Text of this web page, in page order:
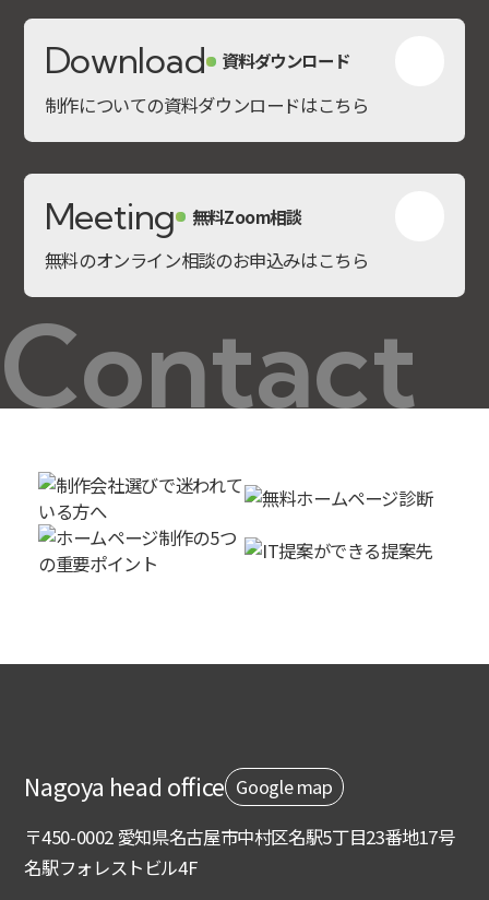
Contact
Download 資料ダウンロード
制作についての資料ダウンロードはこちら
Meeting 無料Zoom相談
無料のオンライン相談のお申込みはこちら
Nagoya head office Google map
〒450-0002 愛知県名古屋市中村区名駅5丁目23番地17号
名駅フォレストビル4F